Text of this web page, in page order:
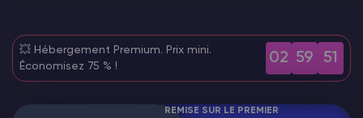
💥 Hébergement Premium. Prix mini.
Économisez 75 % !
02 59 50
REMISE SUR LE PREMIER